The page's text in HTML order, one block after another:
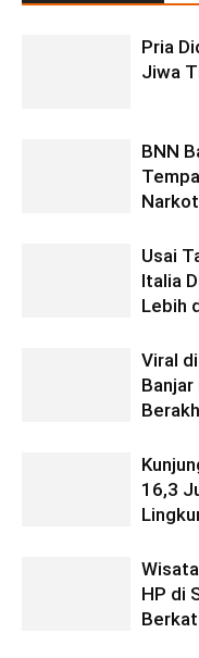
Pria
Jiwa
BNN
Usai
Italia
Lebih
Viral
16,3
HP di